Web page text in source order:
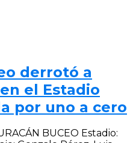
derrotó a
el Estadio
por uno a cero
BUCEO Estadio: